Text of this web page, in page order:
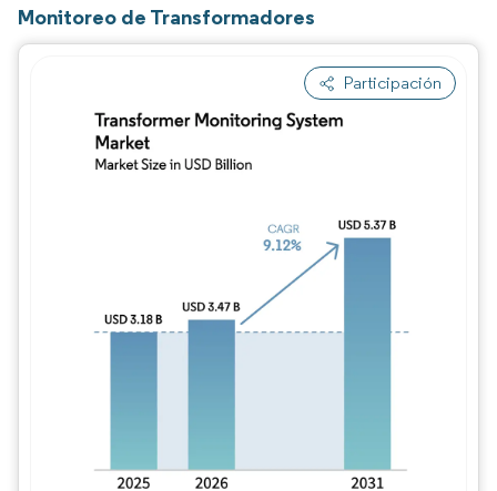
Monitoreo de Transformadores
Participación
Imagen © Mordor Intelligence. El uso